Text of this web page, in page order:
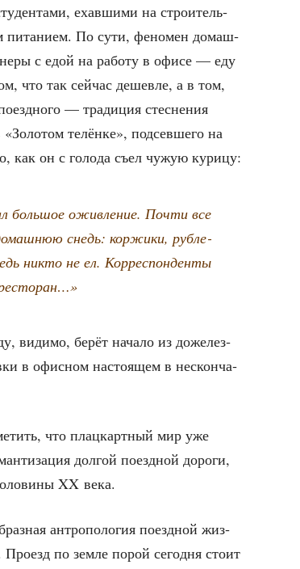
ехав­ши­ми на стро­и­тель­
пита­ни­ем. По сути, фено­мен домаш­
с едой на рабо­ту в офи­се — еду
что так сей­час дешев­ле, а в том,
— тра­ди­ция стес­не­ния
телён­ке», под­сев­ше­го на
как он с голо­да съел чужую курицу:
боль­шое ожив­ле­ние. Почти все
снедь: кор­жи­ки, руб­ле­
никто не ел. Кор­ре­спон­ден­ты
види­мо, берёт нача­ло из доже­лез­
в офис­ном насто­я­щем в нескон­ча­
что плац­карт­ный мир уже
дол­гой поезд­ной доро­ги,
XX века.
антро­по­ло­гия поезд­ной жиз­
по зем­ле порой сего­дня сто­ит